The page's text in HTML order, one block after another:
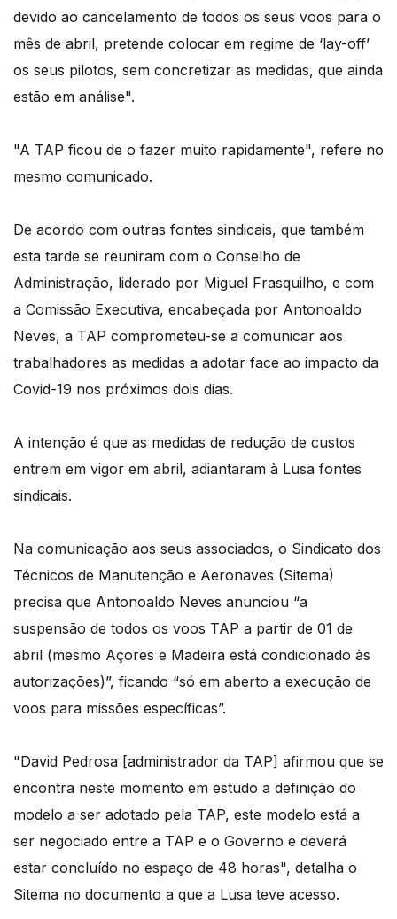
devido ao cancelamento de todos os seus voos para o
mês de abril, pretende colocar em regime de ‘lay-off’
os seus pilotos, sem concretizar as medidas, que ainda
estão em análise".
"A TAP ficou de o fazer muito rapidamente", refere no
mesmo comunicado.
De acordo com outras fontes sindicais, que também
esta tarde se reuniram com o Conselho de
Administração, liderado por Miguel Frasquilho, e com
a Comissão Executiva, encabeçada por Antonoaldo
Neves, a TAP comprometeu-se a comunicar aos
trabalhadores as medidas a adotar face ao impacto da
Covid-19 nos próximos dois dias.
A intenção é que as medidas de redução de custos
entrem em vigor em abril, adiantaram à Lusa fontes
sindicais.
Na comunicação aos seus associados, o Sindicato dos
Técnicos de Manutenção e Aeronaves (Sitema)
precisa que Antonoaldo Neves anunciou “a
suspensão de todos os voos TAP a partir de 01 de
abril (mesmo Açores e Madeira está condicionado às
autorizações)”, ficando “só em aberto a execução de
voos para missões específicas”.
"David Pedrosa [administrador da TAP] afirmou que se
encontra neste momento em estudo a definição do
modelo a ser adotado pela TAP, este modelo está a
ser negociado entre a TAP e o Governo e deverá
estar concluído no espaço de 48 horas", detalha o
Sitema no documento a que a Lusa teve acesso.